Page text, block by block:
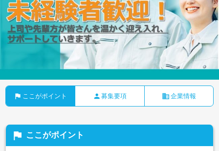
flag ここがポイント person 募集要項 business 企業情報
flag ここがポイント